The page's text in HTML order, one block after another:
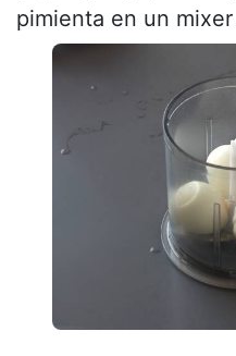
pimienta en un